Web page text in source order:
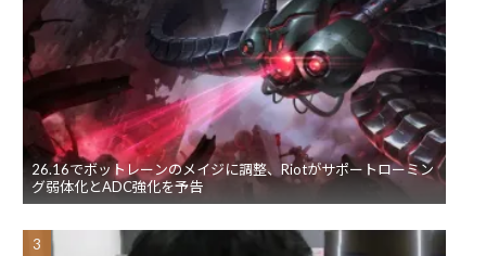
26.16でボットレーンのメイジに調整、Riotがサポートローミン
グ弱体化とADC強化を予告